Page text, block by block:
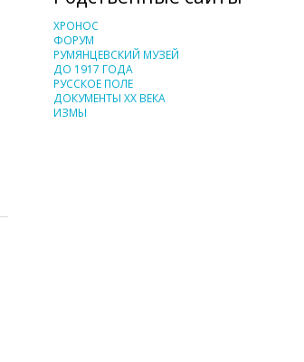
ХРОНОС
ФОРУМ
РУМЯНЦЕВСКИЙ МУЗЕЙ
ДО 1917 ГОДА
РУССКОЕ ПОЛЕ
ДОКУМЕНТЫ XX ВЕКА
ИЗМЫ